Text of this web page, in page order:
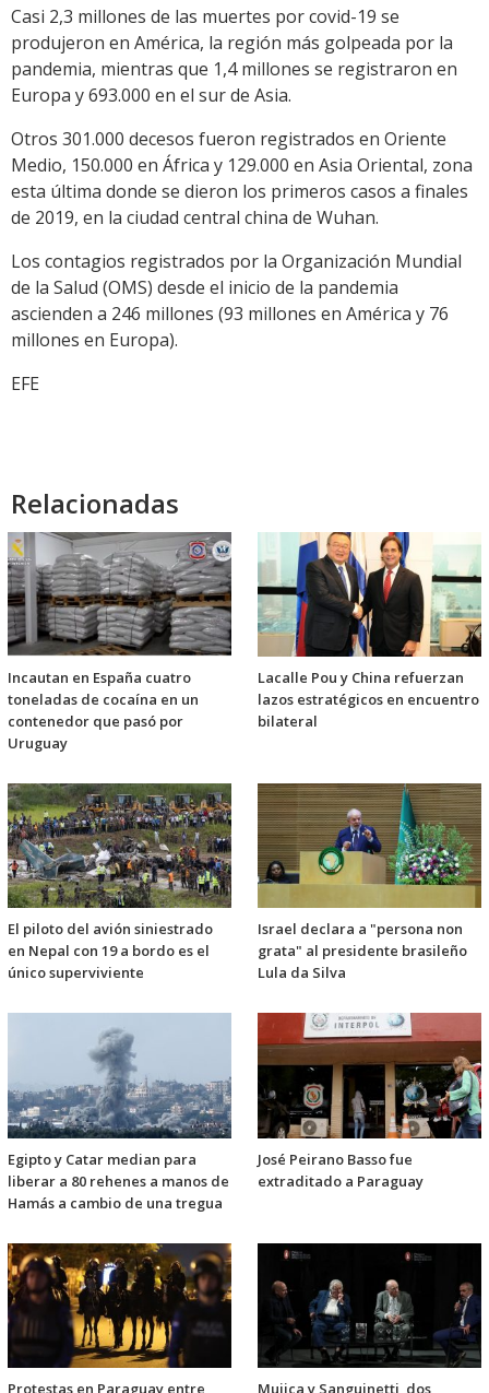
Casi 2,3 millones de las muertes por covid-19 se
produjeron en América, la región más golpeada por la
pandemia, mientras que 1,4 millones se registraron en
Europa y 693.000 en el sur de Asia.
Otros 301.000 decesos fueron registrados en Oriente
Medio, 150.000 en África y 129.000 en Asia Oriental, zona
esta última donde se dieron los primeros casos a finales
de 2019, en la ciudad central china de Wuhan.
Los contagios registrados por la Organización Mundial
de la Salud (OMS) desde el inicio de la pandemia
ascienden a 246 millones (93 millones en América y 76
millones en Europa).
EFE
Relacionadas
Incautan en España cuatro
toneladas de cocaína en un
contenedor que pasó por
Uruguay
Lacalle Pou y China refuerzan
lazos estratégicos en encuentro
bilateral
El piloto del avión siniestrado
en Nepal con 19 a bordo es el
único superviviente
Israel declara a "persona non
grata" al presidente brasileño
Lula da Silva
Egipto y Catar median para
liberar a 80 rehenes a manos de
Hamás a cambio de una tregua
José Peirano Basso fue
extraditado a Paraguay
Protestas en Paraguay entre Mujica y Sanguinetti, dos